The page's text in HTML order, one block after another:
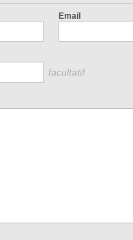
Email
facultatif